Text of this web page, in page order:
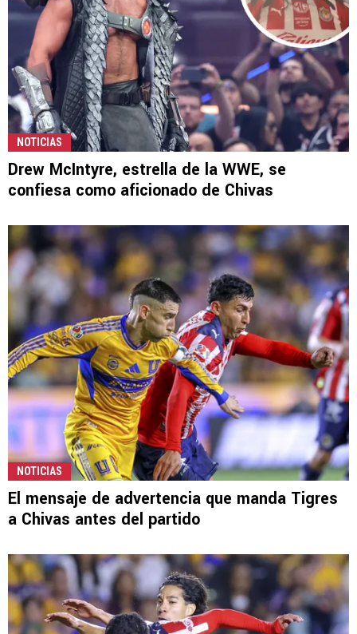
NOTICIAS
Drew McIntyre, estrella de la WWE, se
confiesa como aficionado de Chivas
NOTICIAS
El mensaje de advertencia que manda Tigres
a Chivas antes del partido